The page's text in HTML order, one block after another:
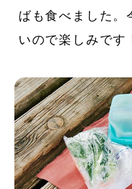
ばも食べました。
いので楽しみです